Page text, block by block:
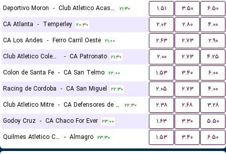
Deportivo Moron - Club Atletico Acassuso ۲۱:۳۰ ۱.۵۱ ۳.۵۰
۶.۵۰
CA Atlanta - Temperley ۲۰:۳۰ ۲.۰۲ ۲.۸۰
۴.۰۰
CA Los Andes - Ferro Carril Oeste ۲۱:۰۰ ۲.۶۳ ۲.۷۳
۲.۹۰
Club Atletico Colegiales
- CA Patronato ۲۱:۳۰ ۲.۰۰ ۲.۷۳
۴.۲۵
Colon de Santa Fe - CA San Telmo ۲۲:۰۰ ۱.۵۳ ۳.۴۰
۶.۰۰
Racing de Cordoba - CA San Miguel ۲۲:۳۰ ۲.۰۵ ۲.۷۳
۴.۰۰
Club Atletico Mitre - CA Defensores de Belgrano ۲۲:۳۰ ۲.۳۸ ۲.۶۸
۳.۲۸
Godoy Cruz - CA Chaco For Ever ۲۳:۰۰ ۱.۶۳ ۳.۳۰
۵.۵۰
Quilmes Atletico Club - Almagro ۲۳:۳۰ ۱.۵۳ ۳.۴۰ ۶.۵۰